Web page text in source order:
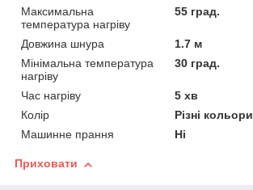
Максимальна
температура нагріву
55 град.
Довжина шнура
1.7 м
Мінімальна температура
нагріву
30 град.
Час нагріву
5 хв
Колір
Різні кольори
Машинне прання
Ні
Приховати